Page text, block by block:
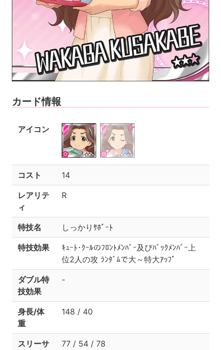
カード情報
アイコン
コスト 14
レアリテ
ィ
R
特技名 しっかりｻﾎﾟｰﾄ
特技効果
ｷｭｰﾄ･ｸｰﾙのﾌﾛﾝﾄﾒﾝﾊﾞｰ及びﾊﾞｯｸﾒﾝﾊﾞｰ上
位2人の攻 ﾗﾝﾀﾞﾑで大～特大ｱｯﾌﾟ
ダブル特
技効果
-
身長/体
重
148 / 40
スリーサ
77 / 54 / 78